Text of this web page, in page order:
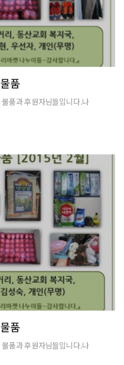
품
품과 후원자님들입니다.나
품
품과 후원자님들입니다.나